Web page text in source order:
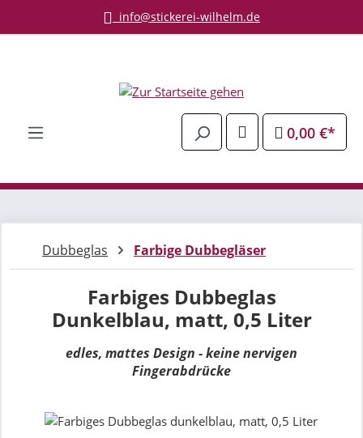
Zum Hauptinhalt springeninfo@stickerei-wilhelm.de
0,00 €*
Dubbeglas Farbige Dubbegläser
Farbiges Dubbeglas
Dunkelblau, matt, 0,5 Liter
edles, mattes Design - keine nervigen
Fingerabdrücke
Bildergalerie überspringen